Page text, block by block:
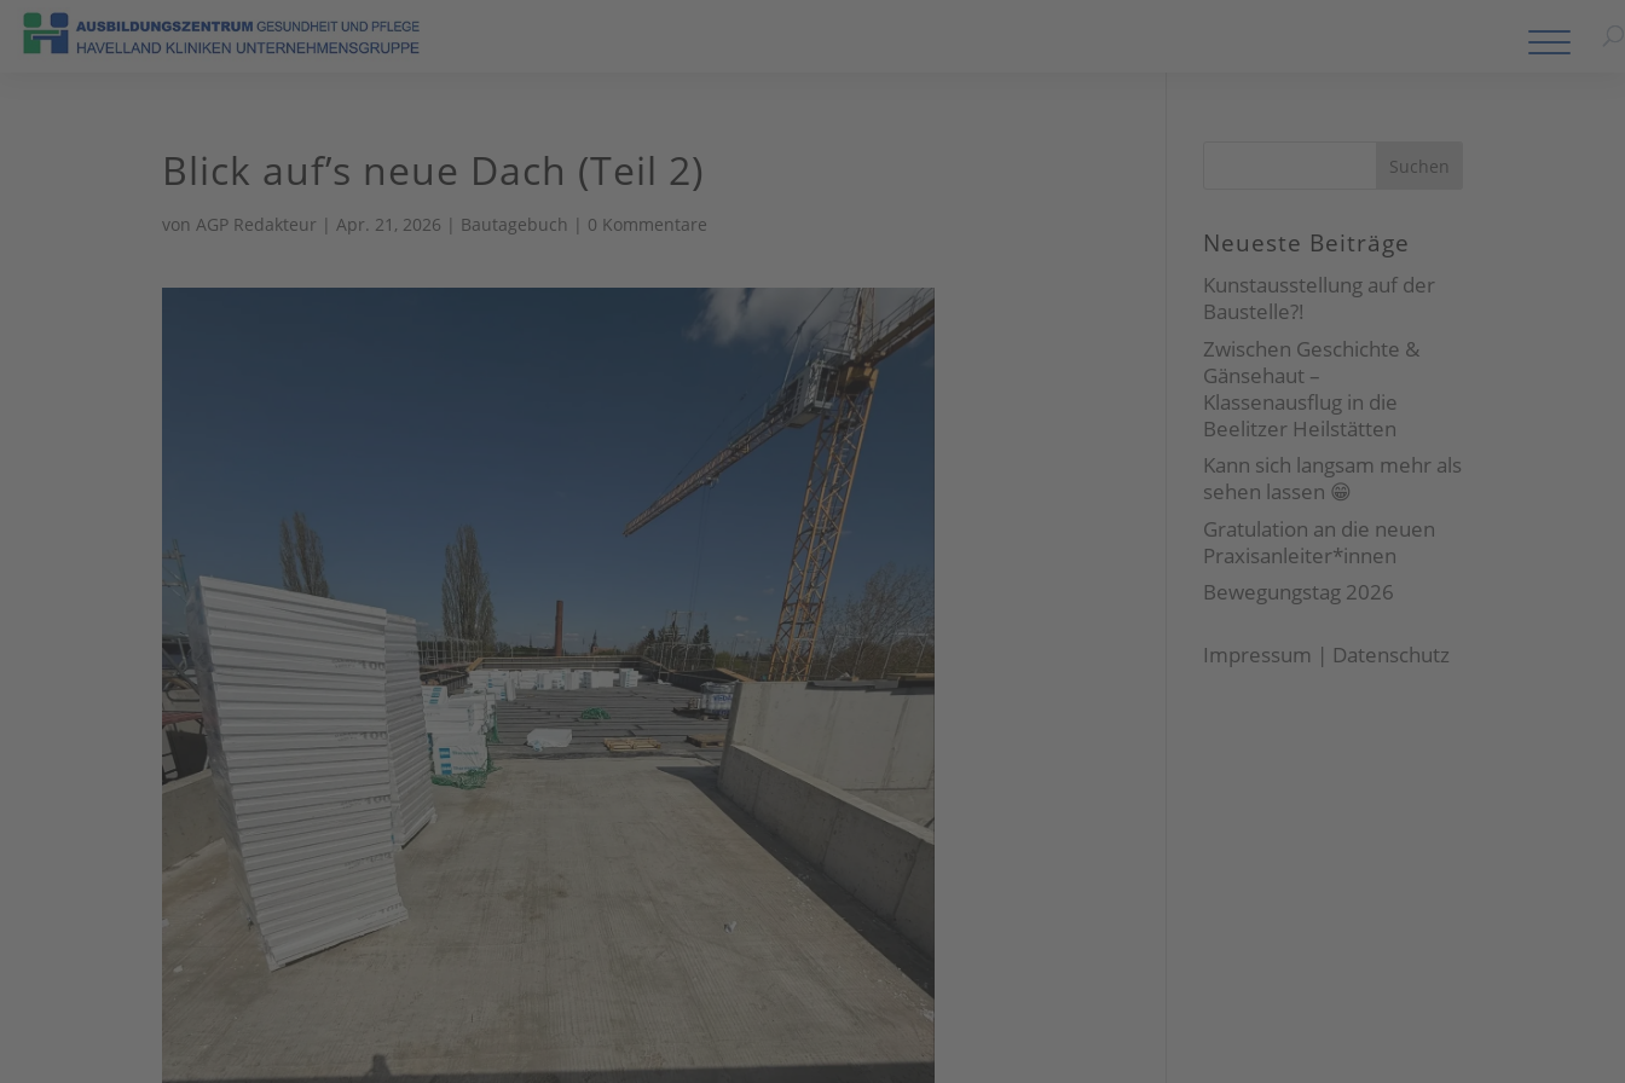
Blick auf’s neue Dach (Teil 2)
vonAGP Redakteur |Apr. 21, 2026 | Bautagebuch | 0 Kommentare
Neueste Beiträge
Kunstausstellung auf der
Baustelle?!
Zwischen Geschichte &
Gänsehaut –
Klassenausflug in die
Beelitzer Heilstätten
Kann sich langsam mehr als
sehen lassen 😁
Gratulation an die neuen
Praxisanleiter*innen
Bewegungstag 2026
Impressum | Datenschutz